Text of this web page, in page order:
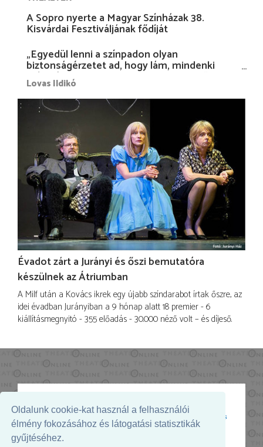
Oldalunk cookie-kat használ a felhasználói
élmény fokozásához és látogatási statisztikák
gyűjtéséhez.
A Sopro nyerte a Magyar Színházak 38.
Kisvárdai Fesztiváljának fődíját
„Egyedül lenni a színpadon olyan
biztonságérzetet ad, hogy lám, mindenki
más nélkül is megvagyok magammal…”
Lovas Ildikó
Évadot zárt a Jurányi és őszi bemutatóra
készülnek az Átriumban
A Milf után a Kovács ikrek egy újabb színdarabot írtak őszre, az
idei évadban Jurányiban a 9 hónap alatt 18 premier - 6
kiállításmegnyitó - 355 előadás - 30.000 néző volt – és díjeső.
Az oldal megjelenését támogatja: